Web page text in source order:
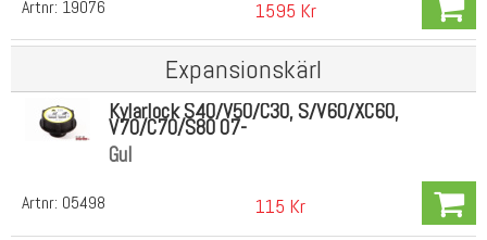
Artnr: 19076 1595 Kr
Expansionskärl
Artnr: 05498
Kylarlock S40/V50/C30, S/V60/XC60,
V70/C70/S80 07-
Gul
115 Kr